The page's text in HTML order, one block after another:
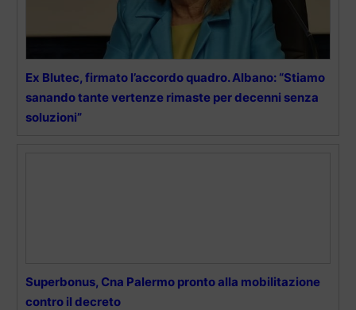
Ex Blutec, firmato l’accordo quadro. Albano: “Stiamo
sanando tante vertenze rimaste per decenni senza
soluzioni”
Superbonus, Cna Palermo pronto alla mobilitazione
contro il decreto